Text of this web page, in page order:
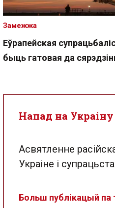
Еўрапейская
быць гатовая да
Замежжа
Напад на Украіну
Асвятленне
Украіне і
Больш публікацый па